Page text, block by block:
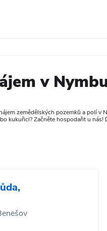
v
zemědělských pozemků a polí
kukuřici? Začněte hospodařit u